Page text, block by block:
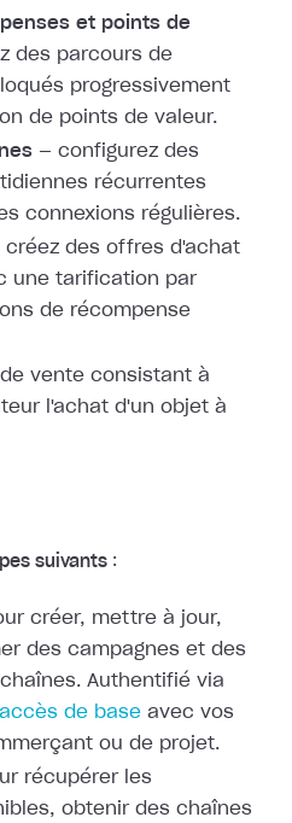
et points de
des parcours de
progressivement
de points de valeur.
— configurez des
récurrentes
connexions régulières.
créez des offres d'achat
une tarification par
de récompense
vente consistant à
l'achat d'un objet à
suivants :
créer, mettre à jour,
des campagnes et des
Authentifié via
de base avec vos
ou de projet.
récupérer les
obtenir des chaînes